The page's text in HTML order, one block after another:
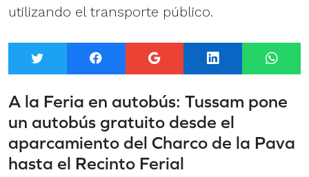
utilizando el transporte público.
Twitter Facebook Google+ LinkedIn
A la Feria en autobús: Tussam pone
un autobús gratuito desde el
aparcamiento del Charco de la Pava
hasta el Recinto Ferial